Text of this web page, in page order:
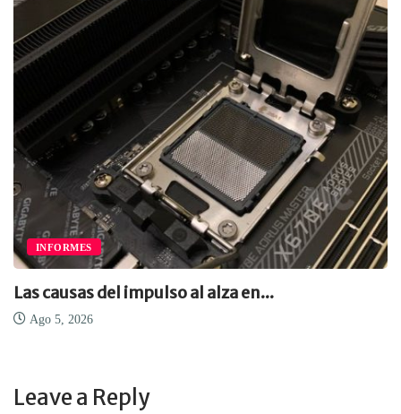
INFORMES
Las causas del impulso al alza en...
Ago 5, 2026
Leave a Reply